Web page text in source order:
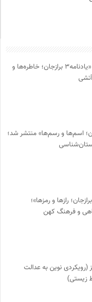
انتشار جلد سوم کتاب «یادنامه۳ برازجان؛ خاطره‌ها و
برازجان؛ اسم‌ها و رسم‌ها» منتشر شد؛
انتشار کتاب «یادنامه۱ برازجان؛ رازها و رمزها»؛
و فرهنگ کهن
(رویکردی نوین به عدالت
زیستی)